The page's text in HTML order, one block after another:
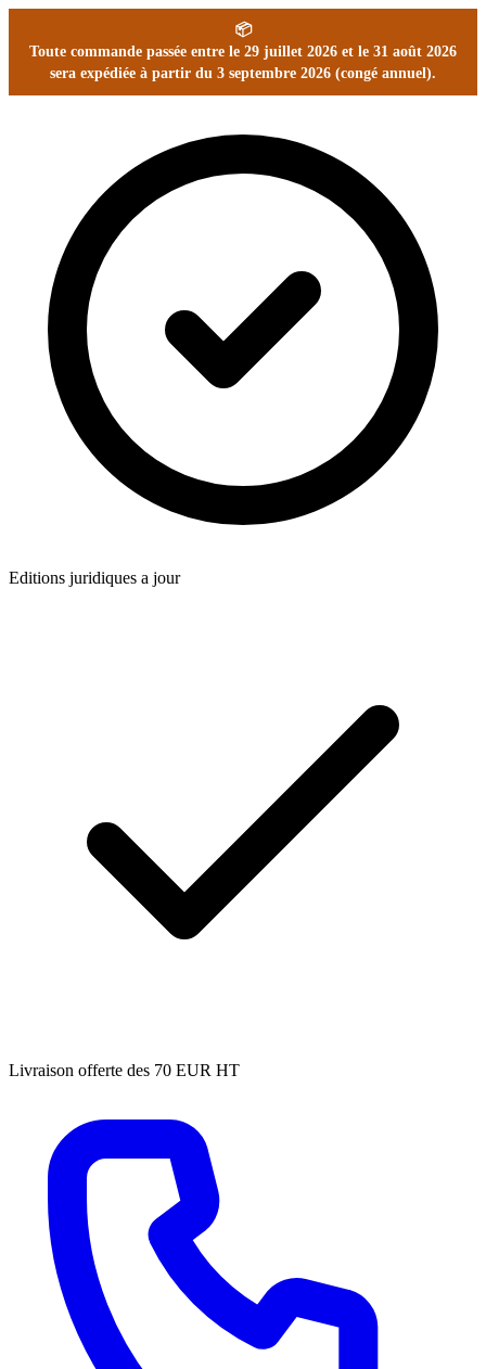
📦
Toute commande passée entre le 29 juillet 2026 et le 31 août 2026
sera expédiée à partir du 3 septembre 2026 (congé annuel).
Editions juridiques a jour
Livraison offerte des 70 EUR HT